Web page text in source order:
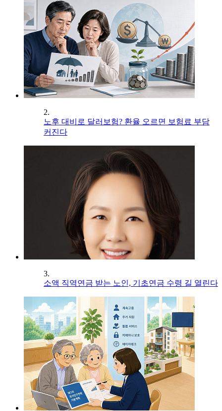
2.
노후 대비로 달러보험? 환율 오르면 보험료 부담
커진다
3.
소액 직역연금 받는 노인, 기초연금 수령 길 열린다